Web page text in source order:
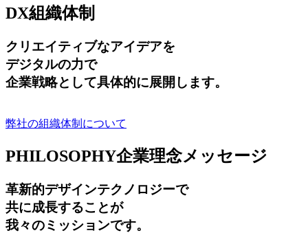
DX組織体制
クリエイティブなアイデアを
デジタルの力で
企業戦略として具体的に展開します。
弊社の組織体制について
PHILOSOPHY企業理念メッセージ
革新的デザインテクノロジーで
共に成長することが
我々のミッションです。